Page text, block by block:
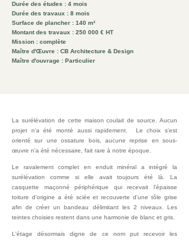
Durée des études : 4 mois
Durée des travaux : 8 mois
Surface de plancher : 140 m²
Montant des travaux : 250 000 € HT
Mission : complète
Maître d'Œuvre : CB Architecture & Design
Maître d'ouvrage : Particulier
La surélévation de cette maison coulait de source. Aucun
projet n'a été monté aussi rapidement. Le choix s'est
orienté sur une ossature bois, aucune reprise en sous-
œuvre n'a été nécessaire, fait rare à notre époque.
Le ravalement complet en enduit minéral a intégré la
surélévation comme si elle avait toujours été là. La
casquette maçonné périphérique qui recevait l'épaisse
toiture d'origine a été sciée et recouverte d'une tôle grise
afin de créer un bandeau délimitant les 2 niveaux. Les
teintes choisies restent dans une harmonie de blanc et gris.
L'étage désormais digne de ce nom put recevoir les